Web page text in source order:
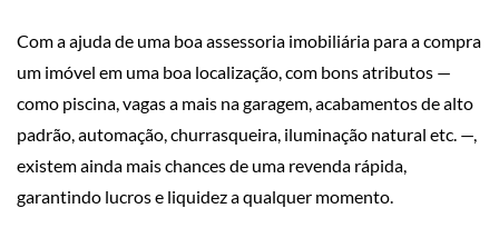
Com a ajuda de uma boa assessoria imobiliária para a compra
um imóvel em uma boa localização, com bons atributos —
como piscina, vagas a mais na garagem, acabamentos de alto
padrão, automação, churrasqueira, iluminação natural etc. —,
existem ainda mais chances de uma revenda rápida,
garantindo lucros e liquidez a qualquer momento.